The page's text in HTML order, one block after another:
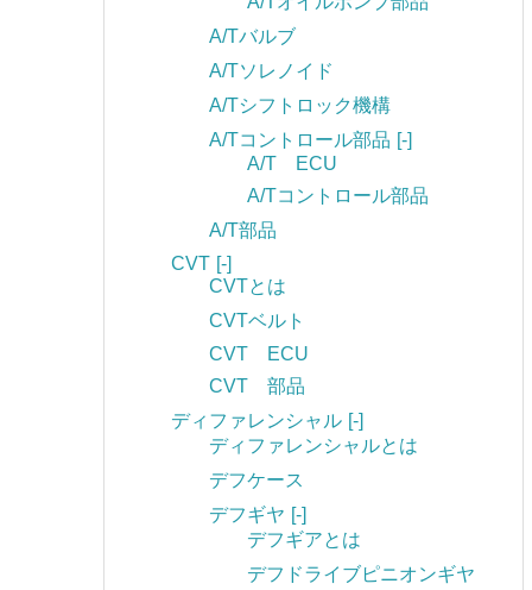
A/Tバルブ
A/Tソレノイド
A/Tシフトロック機構
A/Tコントロール部品 [-]
A/T ECU
A/Tコントロール部品
A/T部品
CVT [-]
CVTとは
CVTベルト
CVT ECU
CVT 部品
ディファレンシャル [-]
ディファレンシャルとは
デフケース
デフギヤ [-]
デフギアとは
デフドライブピニオンギヤ